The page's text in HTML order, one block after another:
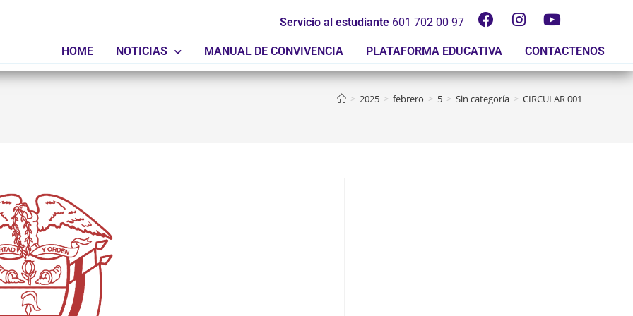
Servicio al estudiante 601 702 00 97
HOME NOTICIAS MANUAL DE CONVIVENCIA PLATAFORMA EDUCATIVA CONTACTENOS
> 2025 > febrero > 5 > Sin categoría > CIRCULAR 001